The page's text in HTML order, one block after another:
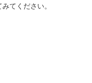
てください。